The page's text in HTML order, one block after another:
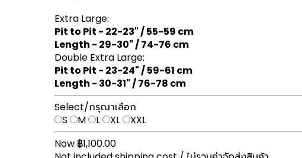
Extra Large:
Pit to Pit - 22-23" / 55-59 cm
Length - 29-30" / 74-76 cm
Double Extra Large:
Pit to Pit - 23-24" / 59-61 cm
Length - 30-31" / 76-78 cm
Select/กรุณาเลือก
S
M L XL
XXL
Now ฿1,100.00